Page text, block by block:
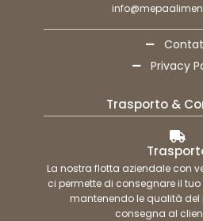
Privacy
Trasporto &
La nostra flotta aziendale con
ci permette di consegnare il
mantenendo le qualità
consegna al